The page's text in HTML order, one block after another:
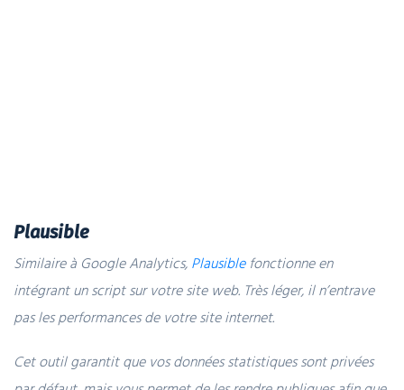
Plausible
Similaire à Google Analytics, Plausiblefonctionne en
intégrant un script sur votre site web. Très léger, il n’entrave
pas les performances de votre site internet.
Cet outil garantit que vos données statistiques sont privées